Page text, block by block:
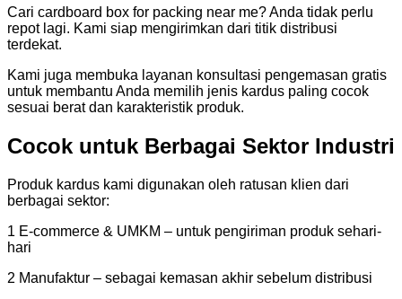
Cari cardboard box for packing near me? Anda tidak perlu
repot lagi. Kami siap mengirimkan dari titik distribusi
terdekat.
Kami juga membuka layanan konsultasi pengemasan gratis
untuk membantu Anda memilih jenis kardus paling cocok
sesuai berat dan karakteristik produk.
Cocok untuk Berbagai Sektor Industri
Produk kardus kami digunakan oleh ratusan klien dari
berbagai sektor:
1 E-commerce & UMKM – untuk pengiriman produk sehari-
hari
2 Manufaktur – sebagai kemasan akhir sebelum distribusi